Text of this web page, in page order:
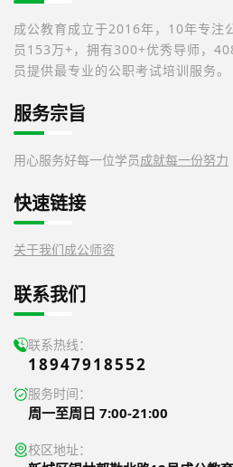
成公教育成立于2016年，10年专注
员153万+，拥有300+优秀导师，
员提供最专业的公职考试培训服务。
服务宗旨
用心服务好每一位学员成就每一份努力
快速链接
关于我们成公师资
联系我们
联系热线：
18947918552
服务时间：
周一至周日 7:00-21:00
校区地址：